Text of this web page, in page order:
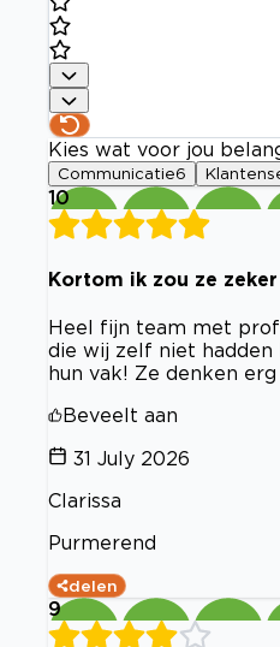
Kies wat voor jou
Communicatie6
10
Kortom ik zou ze
Heel fijn team met
die wij zelf niet hadden
hun vak! Ze denken
Beveelt aan
31 July 2026
Clarissa
Purmerend
delen
9